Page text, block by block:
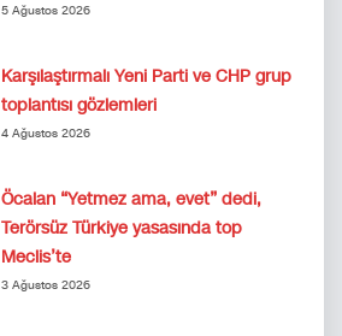
5 Ağustos 2026
Karşılaştırmalı Yeni Parti ve CHP grup
toplantısı gözlemleri
4 Ağustos 2026
Öcalan “Yetmez ama, evet” dedi,
Terörsüz Türkiye yasasında top
Meclis’te
3 Ağustos 2026